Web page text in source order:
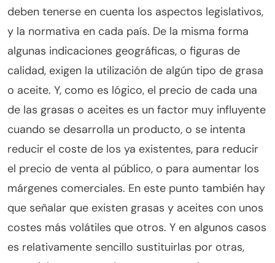
deben tenerse en cuenta los aspectos legislativos,
y la normativa en cada país. De la misma forma
algunas indicaciones geográficas, o figuras de
calidad, exigen la utilización de algún tipo de grasa
o aceite. Y, como es lógico, el precio de cada una
de las grasas o aceites es un factor muy influyente
cuando se desarrolla un producto, o se intenta
reducir el coste de los ya existentes, para reducir
el precio de venta al público, o para aumentar los
márgenes comerciales. En este punto también hay
que señalar que existen grasas y aceites con unos
costes más volátiles que otros. Y en algunos casos
es relativamente sencillo sustituirlas por otras,